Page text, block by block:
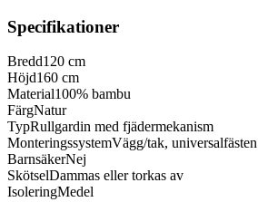
Specifikationer
Bredd120 cm
Höjd160 cm
Material100% bambu
FärgNatur
TypRullgardin med fjädermekanism
MonteringssystemVägg/tak, universalfästen
BarnsäkerNej
SkötselDammas eller torkas av
IsoleringMedel